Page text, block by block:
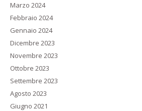
Marzo 2024
Febbraio 2024
Gennaio 2024
Dicembre 2023
Novembre 2023
Ottobre 2023
Settembre 2023
Agosto 2023
Giugno 2021